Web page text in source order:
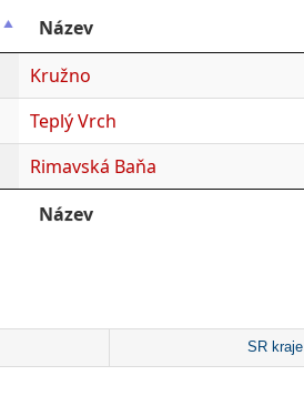
Název
Kružno
Teplý Vrch
Rimavská Baňa
Název
SR kraje